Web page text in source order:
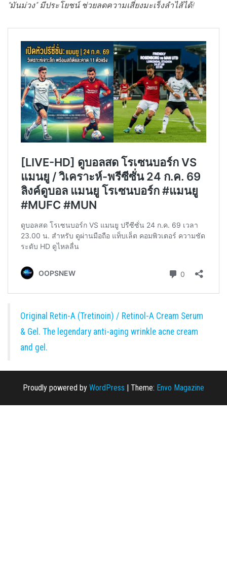
“มันม่วง” มีประโยชน์ ช่วยลดความเสี่ยงมะเร็งลำไส้ได้!
Original Retin-A (Tretinoin) / Retinol-A Cream Serum
& Gel. The legendary anti-aging wrinkle acne cream
and gel.
Proudly powered by WordPress Theme: Envo Magazine